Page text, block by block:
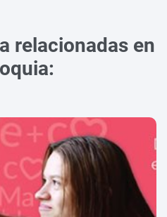
relacionadas en